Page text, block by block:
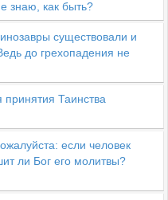
знаю, как быть?
существовали и
до грехопадения не
принятия Таинства
если человек
ли Бог его молитвы?